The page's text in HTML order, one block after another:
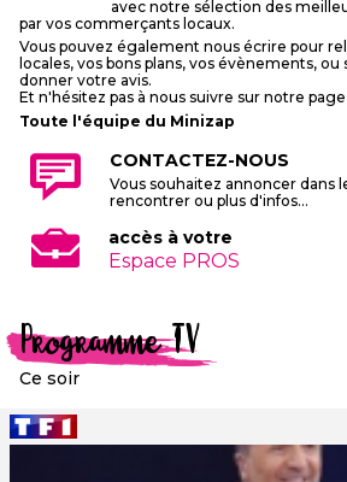
avec notre sélection des
par vos commerçants locaux.
Vous pouvez également nous écrire pour
locales, vos bons plans, vos évènements,
donner votre avis.
Et n'hésitez pas à nous suivre sur notre page
Toute l'équipe du Minizap
CONTACTEZ-NOUS
Vous souhaitez annoncer dans
rencontrer ou plus d'infos...
accès à votre
Espace PROS
Programme TV
Ce soir